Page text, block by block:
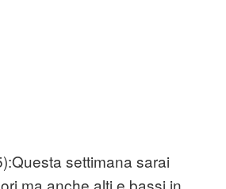
settimana sarai